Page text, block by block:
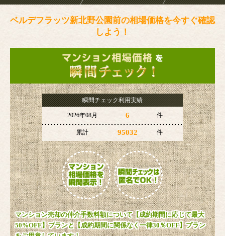
ベルデフラッツ新北野公園前の相場価格を今すぐ確認
しよう！
瞬間チェック利用実績
2026年08月 6 件
累計 95032 件
マンション売却の仲介手数料額について【成約期間に応じて最大
50%OFF】プランと【成約期間に関係なく一律30％OFF】プラン